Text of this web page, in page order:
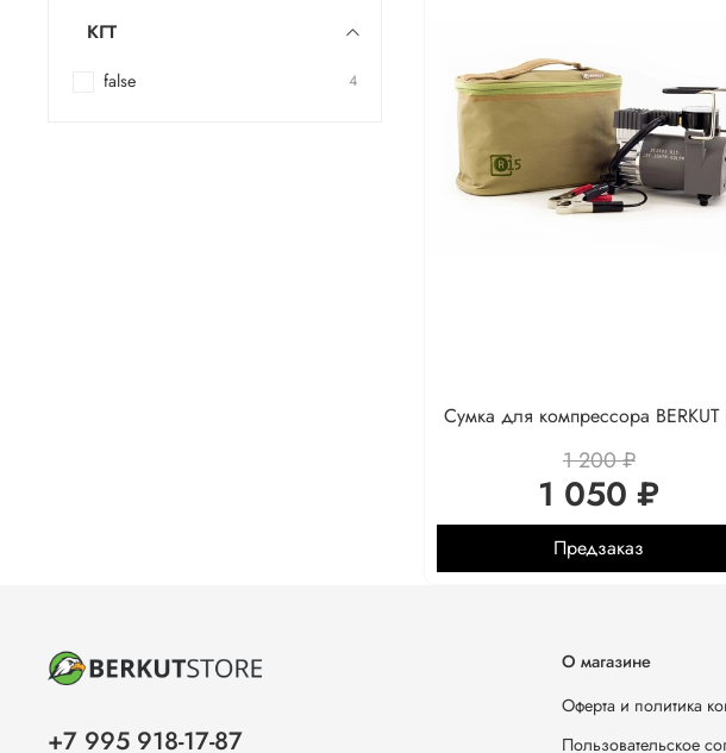
Сумка для компрессора BERKUT
1 200 ₽
1 050 ₽
Предзаказ
КГТ
false 4
О магазине
Оферта и политика
Пользовательское
+7 995 918-17-87